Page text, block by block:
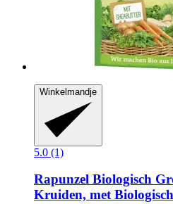
Winkelmandje
5.0 (1)
Rapunzel Biologisch
Kruiden, met